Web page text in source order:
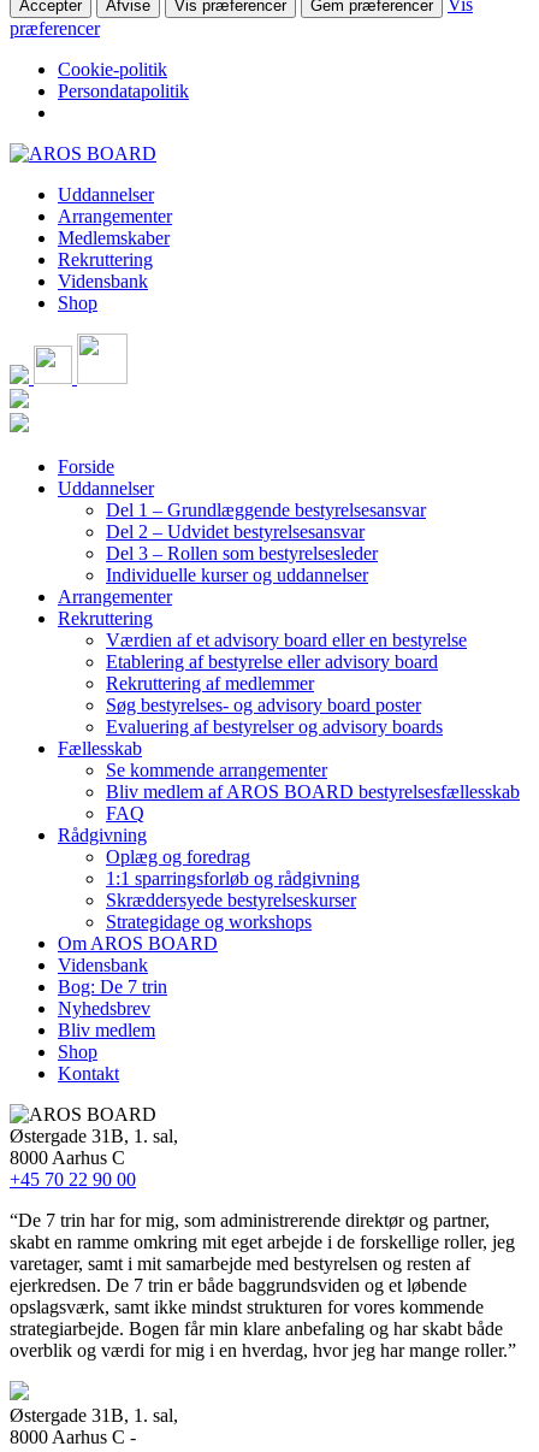
Accepter Afvise Vis præferencer Gem præferencer
Vis
præferencer
Cookie-politik
Persondatapolitik
Skip
contentUddannelser
Arrangementer
Medlemskaber
Rekruttering
Vidensbank
Shop
Forside
Uddannelser
Del 1 – Grundlæggende bestyrelsesansvar
Del 2 – Udvidet bestyrelsesansvar
Del 3 – Rollen som bestyrelsesleder
Individuelle kurser og uddannelser
Arrangementer
Rekruttering
Værdien af et advisory board eller en bestyrelse
Etablering af bestyrelse eller advisory board
Rekruttering af medlemmer
Søg bestyrelses- og advisory board poster
Evaluering af bestyrelser og advisory boards
Fællesskab
Se kommende arrangementer
Bliv medlem af AROS BOARD bestyrelsesfællesskab
FAQ
Rådgivning
Oplæg og foredrag
1:1 sparringsforløb og rådgivning
Skræddersyede bestyrelseskurser
Strategidage og workshops
Om AROS BOARD
Vidensbank
Bog: De 7 trin
Nyhedsbrev
Bliv medlem
Shop
Kontakt
Østergade 31B, 1. sal,
8000 Aarhus C
+45 70 22 90 00
“De 7 trin har for mig, som administrerende direktør og partner,
skabt en ramme omkring mit eget arbejde i de forskellige roller, jeg
varetager, samt i mit samarbejde med bestyrelsen og resten af
ejerkredsen. De 7 trin er både baggrundsviden og et løbende
opslagsværk, samt ikke mindst strukturen for vores kommende
strategiarbejde. Bogen får min klare anbefaling og har skabt både
overblik og værdi for mig i en hverdag, hvor jeg har mange roller.”
Østergade 31B, 1. sal,
8000 Aarhus C -